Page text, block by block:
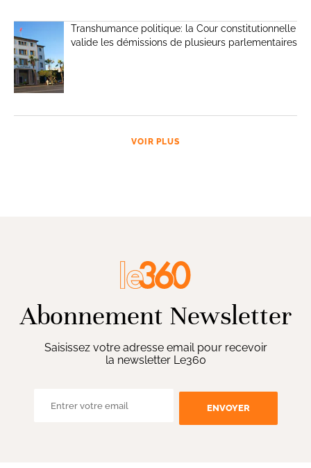
Transhumance politique: la Cour constitutionnelle
valide les démissions de plusieurs parlementaires
VOIR PLUS
Abonnement Newsletter
Saisissez votre adresse email pour recevoir
la newsletter Le360
ENVOYER